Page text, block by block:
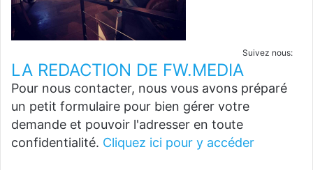
Suivez nous:
LA REDACTION DE FW.MEDIA
Pour nous contacter, nous vous avons préparé
un petit formulaire pour bien gérer votre
demande et pouvoir l'adresser en toute
confidentialité. Cliquez ici pour y accéder